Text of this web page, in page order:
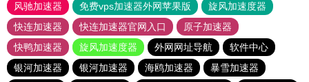
风驰加速器
免费vps加速器外网苹果版
旋风加速度器
快连加速器
快连加速器官网入口
原子加速器
快鸭加速器
旋风加速度器 外网网址导航
软件中心
银河加速器
银河加速器 海鸥加速器
暴雪加速器